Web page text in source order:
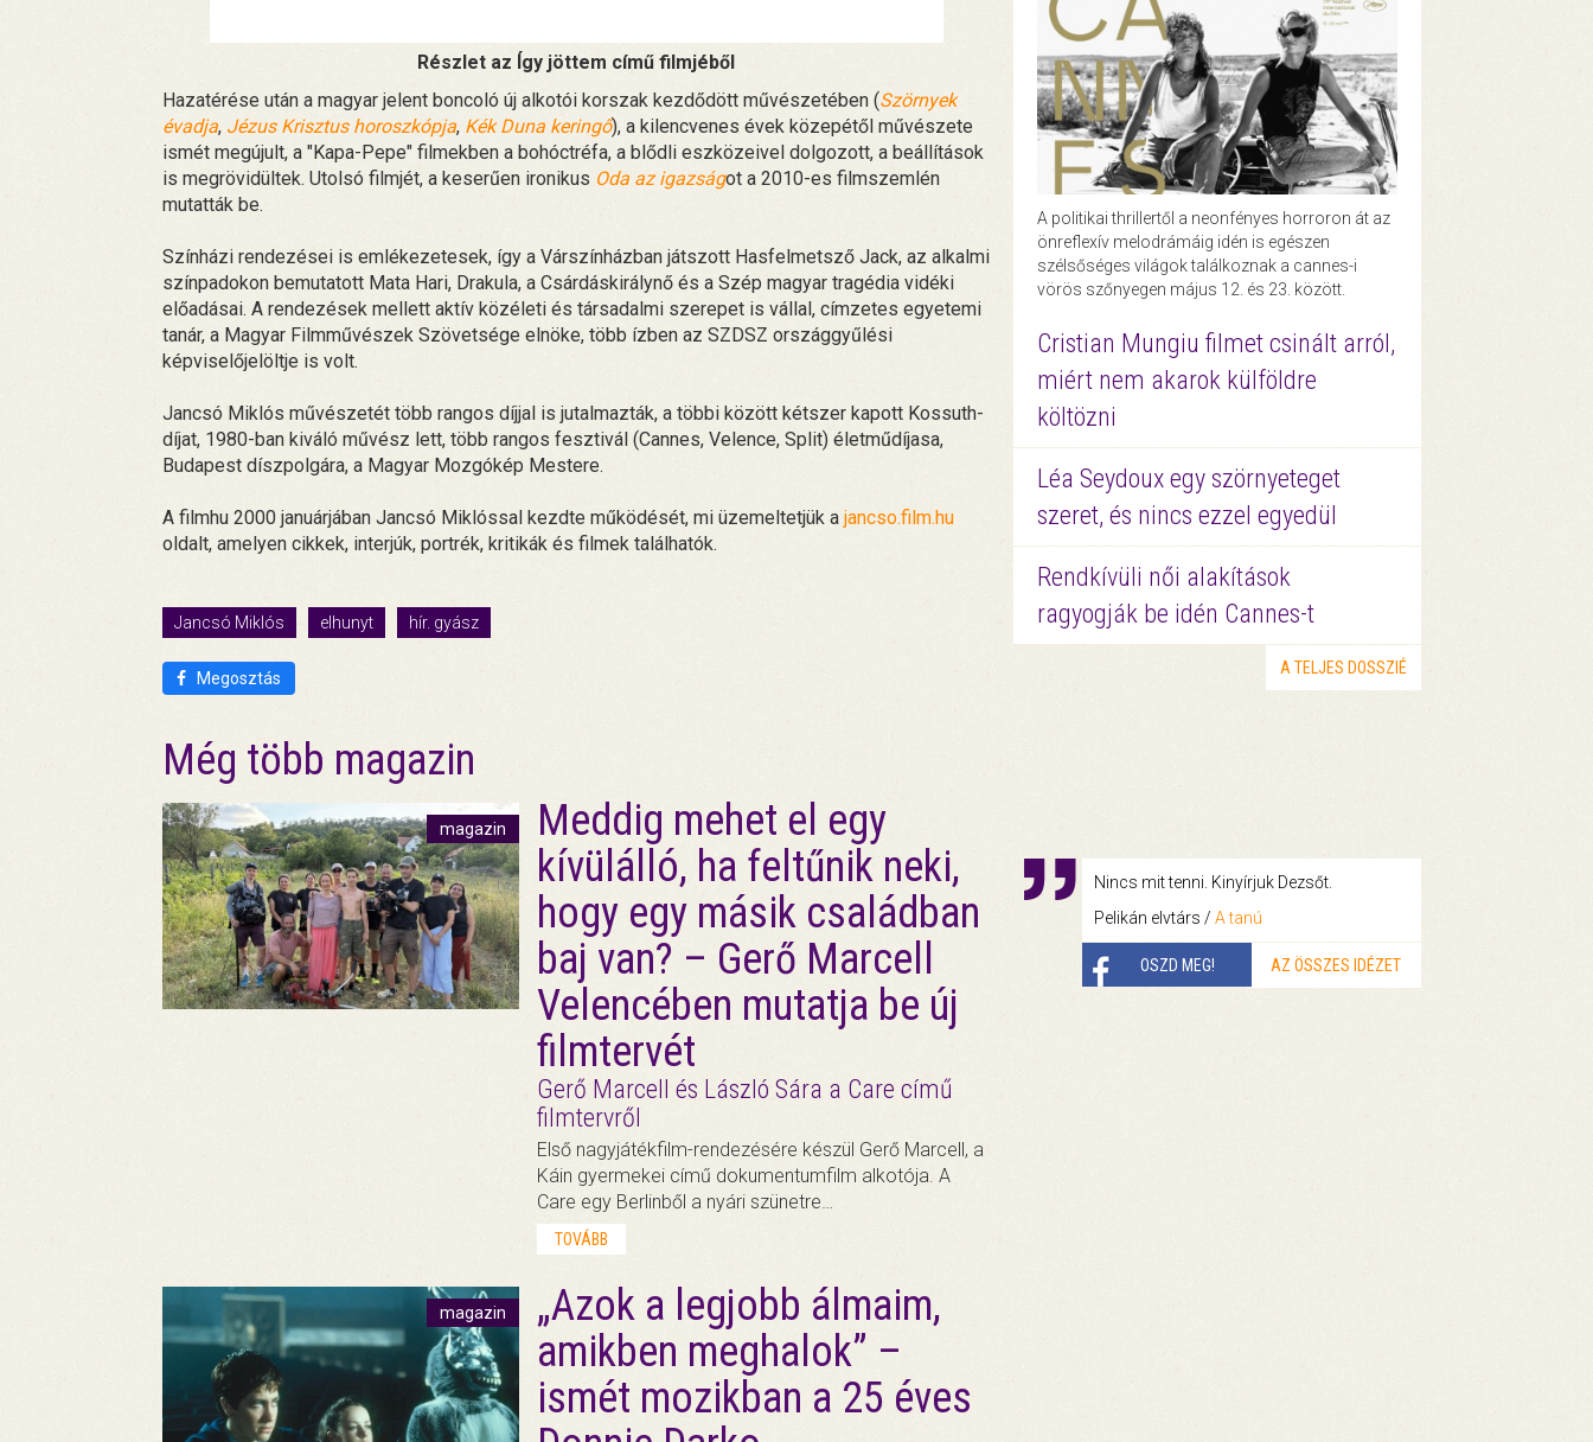
Részlet az Így jöttem című filmjéből
Hazatérése után a magyar jelent boncoló új alkotói korszak kezdődött művészetében (Szörnyek
évadja, Jézus Krisztus horoszkópja, Kék Duna keringő), a kilencvenes évek közepétől művészete
ismét megújult, a "Kapa-Pepe" filmekben a bohóctréfa, a blődli eszközeivel dolgozott, a beállítások
is megrövidültek. Utolsó filmjét, a keserűen ironikus Oda az igazságot a 2010-es filmszemlén
mutatták be.
Színházi rendezései is emlékezetesek, így a Várszínházban játszott Hasfelmetsző Jack, az alkalmi
színpadokon bemutatott Mata Hari, Drakula, a Csárdáskirálynő és a Szép magyar tragédia vidéki
előadásai. A rendezések mellett aktív közéleti és társadalmi szerepet is vállal, címzetes egyetemi
tanár, a Magyar Filmművészek Szövetsége elnöke, több ízben az SZDSZ országgyűlési
képviselőjelöltje is volt.
Jancsó Miklós művészetét több rangos díjjal is jutalmazták, a többi között kétszer kapott Kossuth-
díjat, 1980-ban kiváló művész lett, több rangos fesztivál (Cannes, Velence, Split) életműdíjasa,
Budapest díszpolgára, a Magyar Mozgókép Mestere.
A filmhu 2000 januárjában Jancsó Miklóssal kezdte működését, mi üzemeltetjük a jancso.film.hu
oldalt, amelyen cikkek, interjúk, portrék, kritikák és filmek találhatók.
Jancsó Miklós elhunyt hír. gyász
Megosztás
Még több magazin
magazin
Meddig mehet el egy
kívülálló, ha feltűnik neki,
hogy egy másik családban
baj van? – Gerő Marcell
Velencében mutatja be új
filmtervét
Gerő Marcell és László Sára a Care című
filmtervről
Első nagyjátékfilm-rendezésére készül Gerő Marcell, a
Káin gyermekei című dokumentumfilm alkotója. A
Care egy Berlinből a nyári szünetre…
TOVÁBB
magazin
„Azok a legjobb álmaim,
amikben meghalok” –
ismét mozikban a 25 éves
A politikai thrillertől a neonfényes horroron át az
önreflexív melodrámáig idén is egészen
szélsőséges világok találkoznak a cannes-i
vörös szőnyegen május 12. és 23. között.
Cristian Mungiu filmet csinált arról,
miért nem akarok külföldre
költözni
Léa Seydoux egy szörnyeteget
szeret, és nincs ezzel egyedül
Rendkívüli női alakítások
ragyogják be idén Cannes-t
A TELJES DOSSZIÉ
Nincs mit tenni. Kinyírjuk Dezsőt.
Pelikán elvtárs / A tanú
OSZD MEG! AZ ÖSSZES IDÉZET